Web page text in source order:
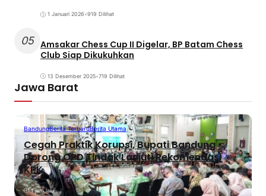
1 Januari 2026•919 Dilihat
05 Amsakar Chess Cup II Digelar, BP Batam Chess
Club Siap Dikukuhkan
13 Desember 2025•719 Dilihat
Jawa Barat
BandungBerita TerbaruBerita Utama
Cegah Praktik Korupsi, Bupati Bandung
Dorong OPD Tindak Lanjuti Rekomendasi
KPK
1 jam lalu